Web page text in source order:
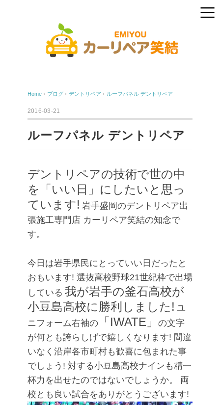
Home › ブログ › デントリペア › ルーフパネル デントリペア
2016-03-21
ルーフパネル デントリペア
デントリペアの技術で世の中
を「いい日」にしたいと思っ
ています! 岩手盛岡のデントリペア出
張施工専門店 カーリペア笑結の知念で
す。
今日は岩手県民にとっていい日だったと
おもいます! 選抜高校野球21世紀枠で出場
している 我が岩手の釜石高校が
小豆島高校に勝利しました! ユ
ニフォーム右袖の
「IWATE」
の文字
が何とも誇らしげで嬉しくなります! 間違
いなく沿岸各市町村も歓喜に包まれた事
でしょう! 対する小豆島高校ナインも精一
杯力を出せたのではないでしょうか。
両
校とも良い試合をありがとうございます!